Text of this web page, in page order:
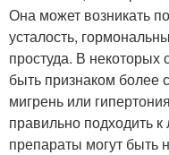
Она может возникать
усталость,
простуда. В некоторых
быть признаком более
мигрень или
правильно подходить
препараты могут